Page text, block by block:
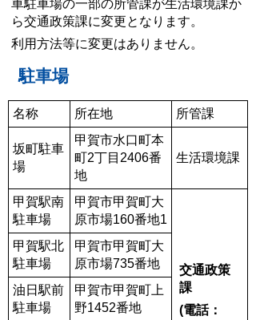
車駐車場の一部の所管課が生活環境課か
ら交通政策課に変更となります。
利用方法等に変更はありません。
駐車場
名称 所在地 所管課
坂町駐車
場
甲賀市水口町本
町2丁目2406番
地
生活環境課
甲賀駅南
駐車場
甲賀市甲賀町大
原市場160番地1
交通政策
課
(電話：
甲賀駅北
駐車場
甲賀市甲賀町大
原市場735番地
油日駅前
駐車場
甲賀市甲賀町上
野1452番地